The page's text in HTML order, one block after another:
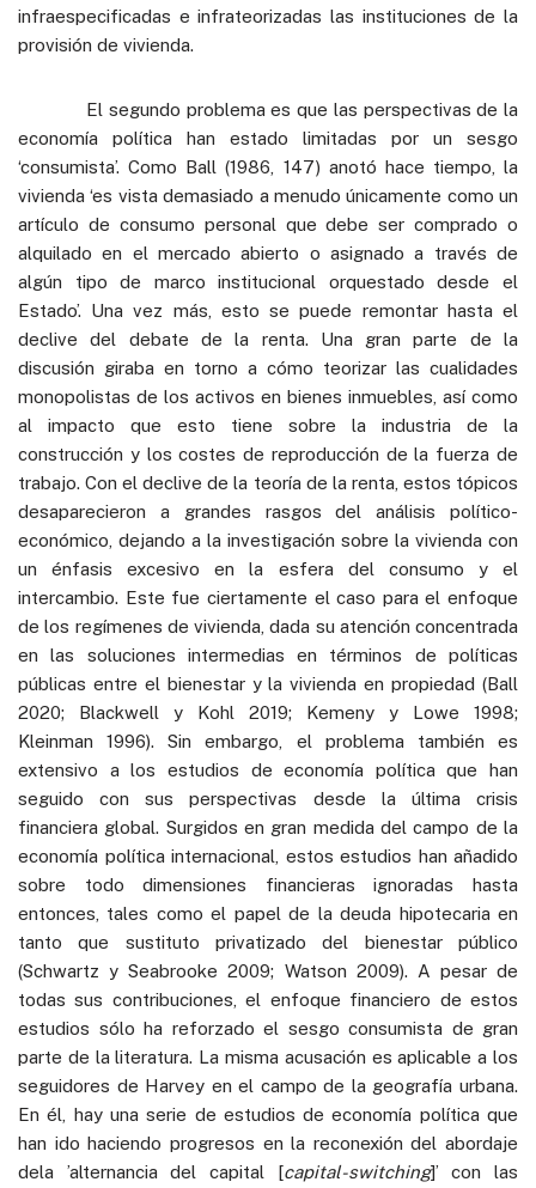
infraespecificadas e infrateorizadas las instituciones de la
provisión de vivienda.
El segundo problema es que las perspectivas de la
economía política han estado limitadas por un sesgo
‘consumista’. Como Ball (1986, 147) anotó hace tiempo, la
vivienda ‘es vista demasiado a menudo únicamente como un
artículo de consumo personal que debe ser comprado o
alquilado en el mercado abierto o asignado a través de
algún tipo de marco institucional orquestado desde el
Estado’. Una vez más, esto se puede remontar hasta el
declive del debate de la renta. Una gran parte de la
discusión giraba en torno a cómo teorizar las cualidades
monopolistas de los activos en bienes inmuebles, así como
al impacto que esto tiene sobre la industria de la
construcción y los costes de reproducción de la fuerza de
trabajo. Con el declive de la teoría de la renta, estos tópicos
desaparecieron a grandes rasgos del análisis político-
económico, dejando a la investigación sobre la vivienda con
un énfasis excesivo en la esfera del consumo y el
intercambio. Este fue ciertamente el caso para el enfoque
de los regímenes de vivienda, dada su atención concentrada
en las soluciones intermedias en términos de políticas
públicas entre el bienestar y la vivienda en propiedad (Ball
2020; Blackwell y Kohl 2019; Kemeny y Lowe 1998;
Kleinman 1996). Sin embargo, el problema también es
extensivo a los estudios de economía política que han
seguido con sus perspectivas desde la última crisis
financiera global. Surgidos en gran medida del campo de la
economía política internacional, estos estudios han añadido
sobre todo dimensiones financieras ignoradas hasta
entonces, tales como el papel de la deuda hipotecaria en
tanto que sustituto privatizado del bienestar público
(Schwartz y Seabrooke 2009; Watson 2009). A pesar de
todas sus contribuciones, el enfoque financiero de estos
estudios sólo ha reforzado el sesgo consumista de gran
parte de la literatura. La misma acusación es aplicable a los
seguidores de Harvey en el campo de la geografía urbana.
En él, hay una serie de estudios de economía política que
han ido haciendo progresos en la reconexión del abordaje
dela ’alternancia del capital [capital-switching]’ con las